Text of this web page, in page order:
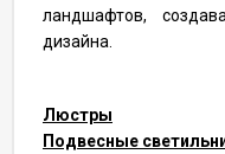
ландшафтов,
дизайна.
Люстры
Подвесные